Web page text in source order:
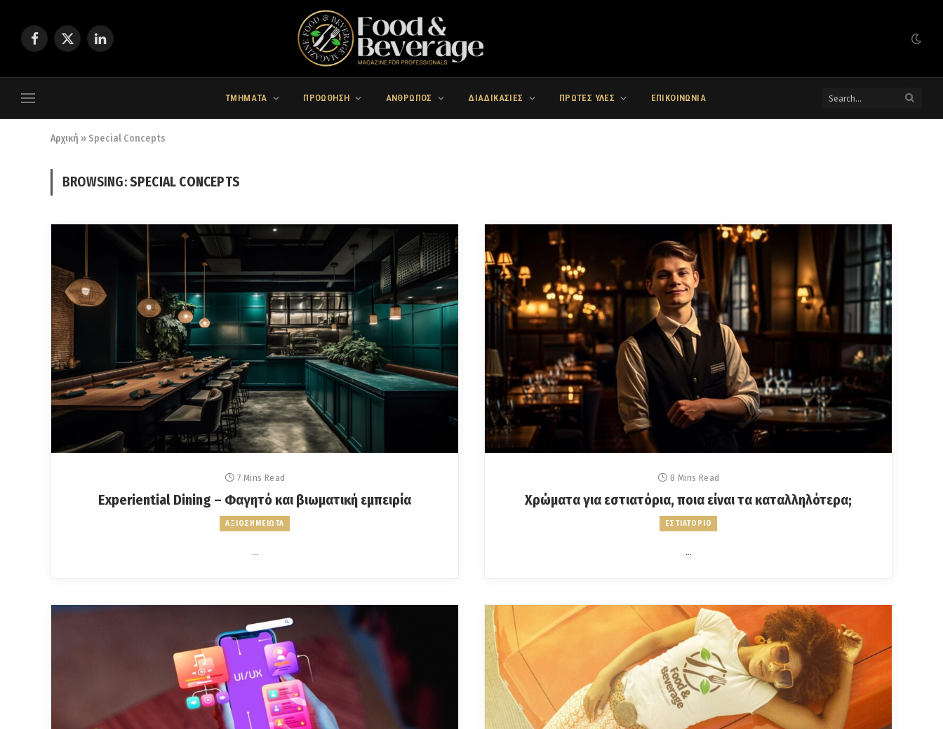
Facebook
X
LinkedIn
ΤΜΗΜΑΤΑ ΠΡΟΩΘΗΣΗ ΑΝΘΡΩΠΟΣ ΔΙΑΔΙΚΑΣΙΕΣ ΠΡΩΤΕΣ ΥΛΕΣ ΕΠΙΚΟΙΝΩΝΙΑ
Αρχική » Special Concepts
BROWSING:SPECIAL CONCEPTS
7 Mins Read
Experiential Dining – Φαγητό και βιωματική εμπειρία
ΑΞΙΟΣΗΜΕΙΩΤΑ
…
8 Mins Read
Χρώματα για εστιατόρια, ποια είναι τα καταλληλότερα;
ΕΣΤΙΑΤΟΡΙΟ
…